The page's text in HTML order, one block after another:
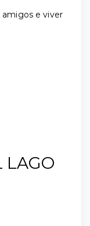
e viver
LAGO